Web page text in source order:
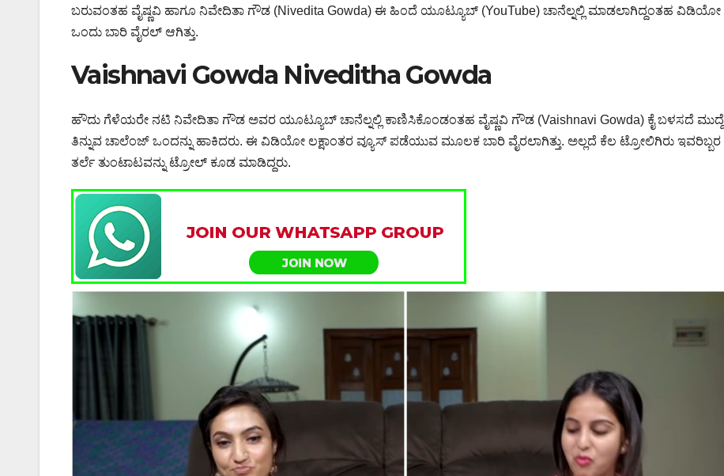
ಬರುವಂತಹ ವೈಷ್ಣವಿ ಹಾಗೂ ನಿವೇದಿತಾ ಗೌಡ (Nivedita Gowda) ಈ ಹಿಂದೆ ಯೂಟ್ಯೂಬ್ (YouTube) ಚಾನೆಲ್ನಲ್ಲಿ ಮಾಡಲಾಗಿದ್ದಂತಹ ವಿಡಿಯೋ
ಒಂದು ಬಾರಿ ವೈರಲ್ ಆಗಿತ್ತು.
Vaishnavi Gowda Niveditha Gowda
ಹೌದು ಗೆಳೆಯರೇ ನಟಿ ನಿವೇದಿತಾ ಗೌಡ ಅವರ ಯೂಟ್ಯೂಬ್ ಚಾನೆಲ್ನಲ್ಲಿ ಕಾಣಿಸಿಕೊಂಡಂತಹ ವೈಷ್ಣವಿ ಗೌಡ (Vaishnavi Gowda) ಕೈ ಬಳಸದೆ ಮುದ್ದೆ
ತಿನ್ನುವ ಚಾಲೆಂಜ್ ಒಂದನ್ನು ಹಾಕಿದರು. ಈ ವಿಡಿಯೋ ಲಕ್ಷಾಂತರ ವ್ಯೂಸ್ ಪಡೆಯುವ ಮೂಲಕ ಬಾರಿ ವೈರಲಾಗಿತ್ತು. ಅಲ್ಲದೆ ಕೆಲ ಟ್ರೋಲಿಗಿರು ಇವರಿಬ್ಬರ
ತರ್ಲೆ ತುಂಟಾಟವನ್ನು ಟ್ರೋಲ್ ಕೂಡ ಮಾಡಿದ್ದರು.